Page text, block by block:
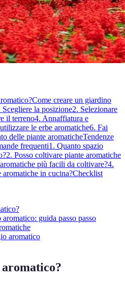
Come creare un giardino
Scegliere la posizione2. Selezionare
il terreno4. Annaffiatura e
le erbe aromatiche6. Fai
delle piante aromaticheTendenze
frequenti1. Quanto spazio
2. Posso coltivare piante aromatiche
più facili da coltivare?4.
aromatiche in cucina?Checklist
guida passo passo
aromatico